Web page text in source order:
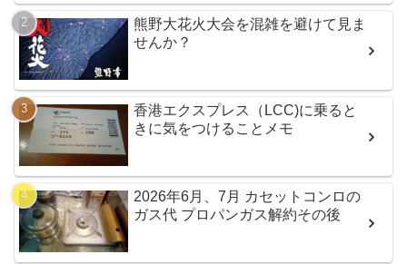
熊野大花火大会を混雑を避けて見ま
せんか？
香港エクスプレス（LCC)に乗ると
きに気をつけることメモ
2026年6月、7月 カセットコンロの
ガス代 プロパンガス解約その後